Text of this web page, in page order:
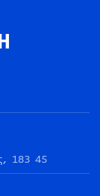
183 45